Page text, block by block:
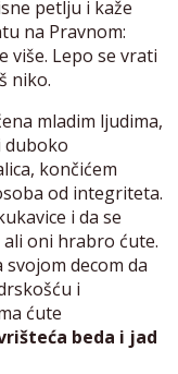
petlju i kaže
na Pravnom:
više. Lepo se vrati
niko.
mladim ljudima,
duboko
končićem
od integriteta.
i da se
oni hrabro ćute.
decom da
i
ćute
beda i jad